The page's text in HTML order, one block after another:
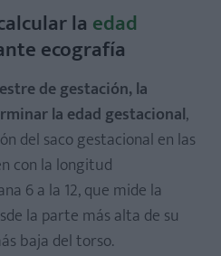
la edad
ecografía
de gestación, la
la edad gestacional,
del saco gestacional en las
con la longitud
6 a la 12, que mide la
la parte más alta de su
baja del torso.